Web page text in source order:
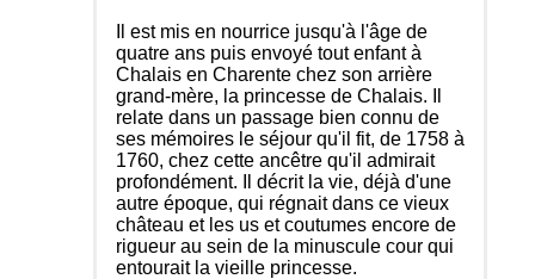
Il est mis en nourrice jusqu'à l'âge de
quatre ans puis envoyé tout enfant à
Chalais en Charente chez son arrière
grand-mère, la princesse de Chalais. Il
relate dans un passage bien connu de
ses mémoires le séjour qu'il fit, de 1758 à
1760, chez cette ancêtre qu'il admirait
profondément. Il décrit la vie, déjà d'une
autre époque, qui régnait dans ce vieux
château et les us et coutumes encore de
rigueur au sein de la minuscule cour qui
entourait la vieille princesse.